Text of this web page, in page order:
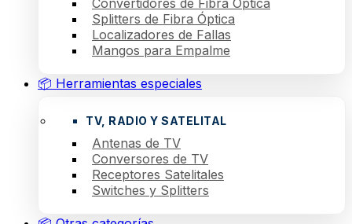
Convertidores de Fibra Óptica
Splitters de Fibra Óptica
Localizadores de Fallas
Mangos para Empalme
📦 Herramientas especiales
TV, RADIO Y SATELITAL
Antenas de TV
Conversores de TV
Receptores Satelitales
Switches y Splitters